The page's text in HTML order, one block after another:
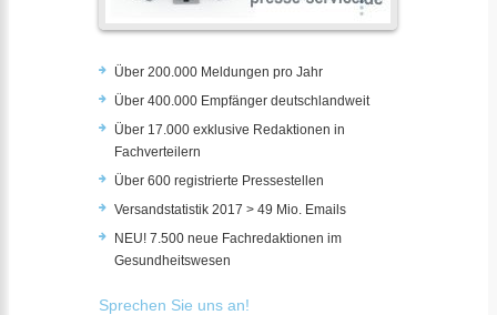
Über 200.000 Meldungen pro Jahr
Über 400.000 Empfänger deutschlandweit
Über 17.000 exklusive Redaktionen in
Fachverteilern
Über 600 registrierte Pressestellen
Versandstatistik 2017 > 49 Mio. Emails
NEU! 7.500 neue Fachredaktionen im
Gesundheitswesen
Sprechen Sie uns an!